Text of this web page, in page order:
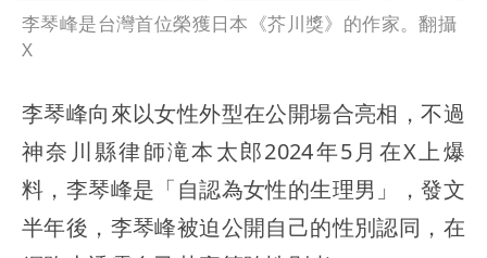
李琴峰是台灣首位榮獲日本《芥川獎》的作家。翻攝
X
李琴峰向來以女性外型在公開場合亮相，不過
神奈川縣律師滝本太郎2024年5月在X上爆
料，李琴峰是「自認為女性的生理男」，發文
半年後，李琴峰被迫公開自己的性別認同，在